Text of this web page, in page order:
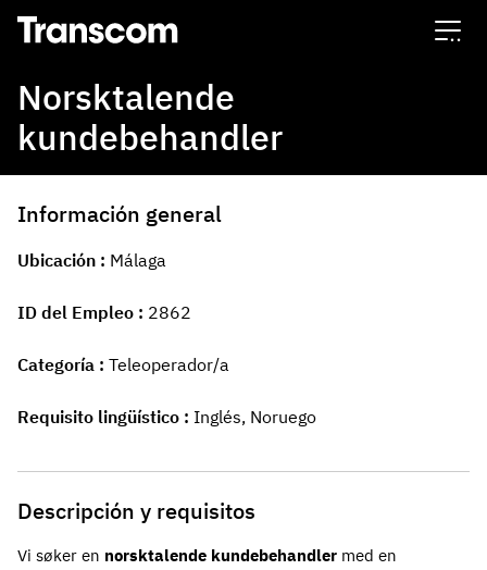
Transcom
Norsktalende
kundebehandler
Información general
Ubicación Málaga
ID del Empleo 2862
Categoría Teleoperador/a
Requisito lingüístico Inglés, Noruego
Descripción y requisitos
Vi søker en norsktalende kundebehandler med en